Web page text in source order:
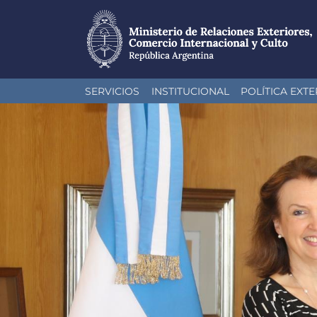
al
SERVICIOS INSTITUCIONAL POLÍTICA